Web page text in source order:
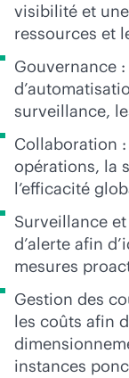
visibilité et
ressources et
Gouvernance
surveillance,
Collaboration
opérations, la
l’efficacité
Surveillance
d’alerte afin
mesures
Gestion des
les coûts afin
instances